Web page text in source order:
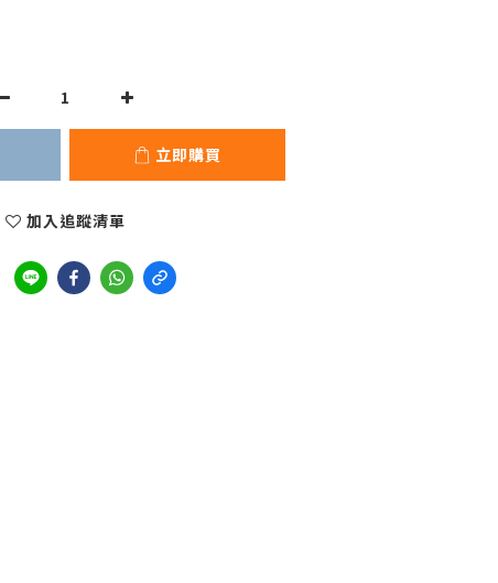
立即購買
加入追蹤清單